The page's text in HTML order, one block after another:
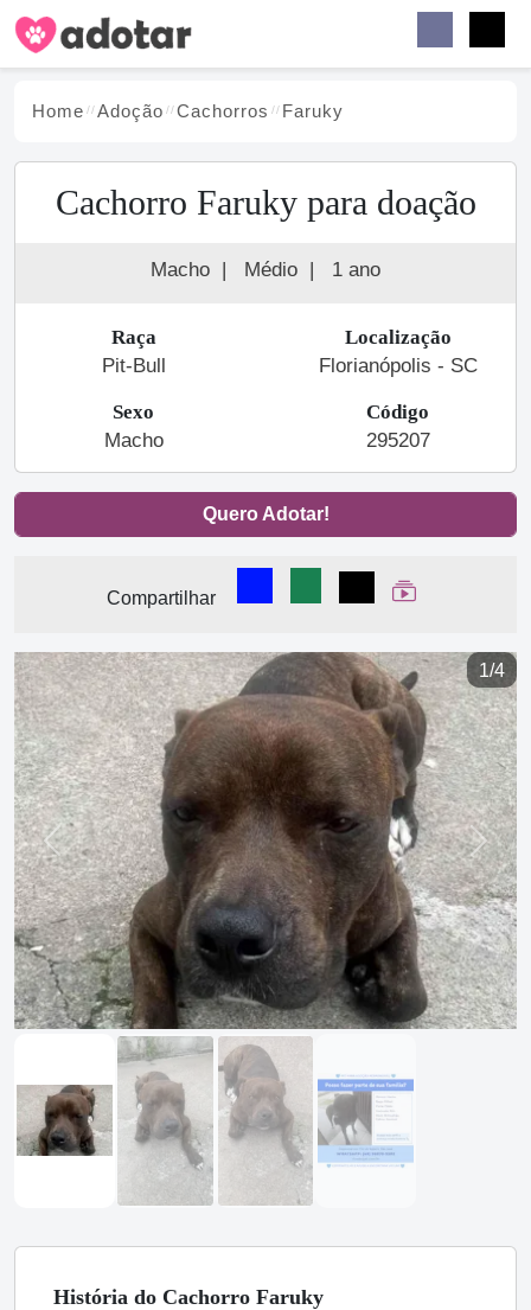
Home Adoção Cachorros Faruky
Cachorro Faruky para doação
Macho | Médio | 1 ano
Raça
Pit-Bull
Localização
Florianópolis - SC
Sexo
Macho
Código
295207
Quero Adotar!
Compartilhar
Compartilhar no Facebook
Compartilhar no
Compartilhar
Ver Web Story
1/4
Previous Next
História do Cachorro Faruky